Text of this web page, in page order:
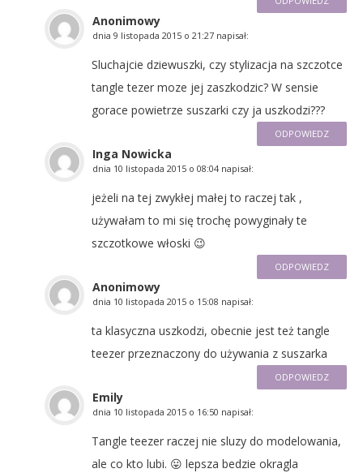
Anonimowy
dnia 9 listopada 2015 o 21:27 napisał:
Sluchajcie dziewuszki, czy stylizacja na szczotce
tangle tezer moze jej zaszkodzic? W sensie
gorace powietrze suszarki czy ja uszkodzi???
ODPOWIEDZ
Inga Nowicka
dnia 10 listopada 2015 o 08:04 napisał:
jeżeli na tej zwykłej małej to raczej tak ,
używałam to mi się trochę powyginały te
szczotkowe włoski 😉
ODPOWIEDZ
Anonimowy
dnia 10 listopada 2015 o 15:08 napisał:
ta klasyczna uszkodzi, obecnie jest też tangle
teezer przeznaczony do używania z suszarka
ODPOWIEDZ
Emily
dnia 10 listopada 2015 o 16:50 napisał:
Tangle teezer raczej nie sluzy do modelowania,
ale co kto lubi. 😛 lepsza bedzie okragla